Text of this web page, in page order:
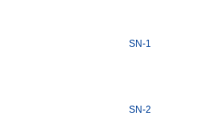
SN-1
SN-2